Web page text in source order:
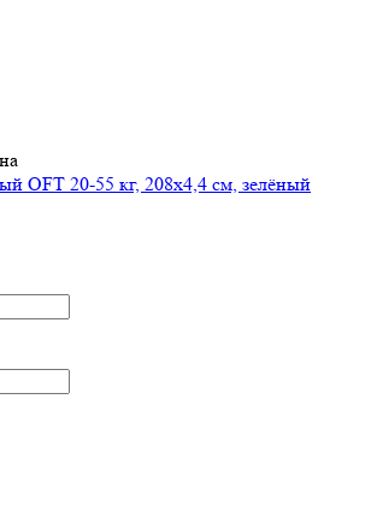
OFT 20-55 кг, 208х4,4 см, зелёный